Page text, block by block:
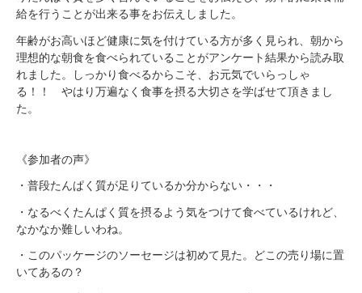
給を行うことが出来る事をお伝えしました。
年齢がお高いほど健康に気を付けている方が多く見られ、朝から
理想的な朝食を食べられていることがアンケート結果から読み取
れました。しっかり食べるからこそ、お元気でいらっしゃ
る！！ やはり万遍なく食事を摂る大切さを学ばせて頂きまし
た。
《参加者の声》
・普段たんぱく質が足りているか分からない・・・
・なるべくたんぱく質を摂るよう気をつけて食べているけれど、
なかなか難しいわね。
・このパッケージのソーセージは初めて見た。どこの売り場に置
いてあるの？